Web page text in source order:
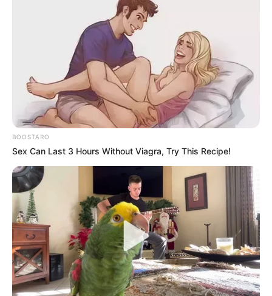
The Best Tarantino Movie Yet
The Truth Will Finally Set Gina Carano Free
BRAINBERRIES
BOOSTARO
Sex Can Last 3 Hours Without Viagra, Try This Recipe!